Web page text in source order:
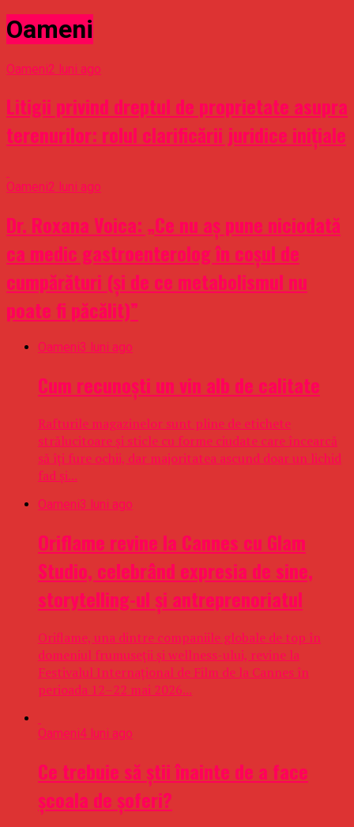
Oameni
Oameni2 luni ago
Litigii privind dreptul de proprietate asupra
terenurilor: rolul clarificării juridice inițiale
Oameni2 luni ago
Dr. Roxana Voica: „Ce nu aș pune niciodată
ca medic gastroenterolog în coșul de
cumpărături (și de ce metabolismul nu
poate fi păcălit)”
Oameni3 luni ago
Cum recunoști un vin alb de calitate
Rafturile magazinelor sunt pline de etichete
strălucitoare și sticle cu forme ciudate care încearcă
să îți fure ochii, dar majoritatea ascund doar un lichid
fad și...
Oameni3 luni ago
Oriflame revine la Cannes cu Glam
Studio, celebrând expresia de sine,
storytelling-ul și antreprenoriatul
Oriflame, una dintre companiile globale de top în
domeniul frumuseții și wellness-ului, revine la
Festivalul Internațional de Film de la Cannes în
perioada 12–22 mai 2026...
Oameni4 luni ago
​Ce trebuie să știi înainte de a face
școala de șoferi?